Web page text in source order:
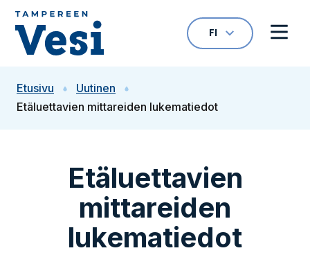
Siirry sisältöön
VALITTU KIELI:
FI
Avaa
Etusivu
Uutinen
Etäluettavien mittareiden lukematiedot
Etäluettavien
mittareiden
lukematiedot